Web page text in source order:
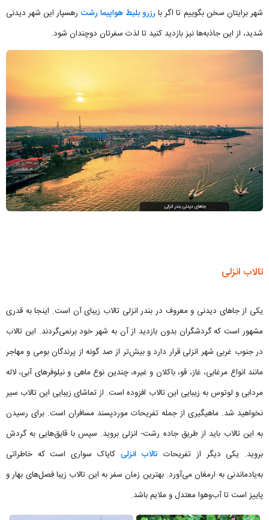
شهر برایتان سخن بگوییم تا اگر با رزرو بلیط هواپیما رشت رهسپار این شهر دیدنی
شدید، از این جاذبه‌ها نیز بازدید کنید تا لذت سفرتان دوچندان شود.
تالاب انزلی
یکی از جاهای دیدنی و معروف در بندر انزلی تالاب زیبای آن است. اینجا به قدری
مشهور است که گردشگران بدون بازدید از آن به شهر خود برنمی‌گردند. این تالاب
در جنوب غربی شهر انزلی قرار دارد و بیش‌تر از صد گونه از پرندگان بومی و مهاجر
مانند انواع مرغابی، غاز، قو، باکلان و غیره، چندین نوع ماهی و نیلوفرهای آبی، لاله
مردابی و لوتوس به زیبایی این تالاب افزوده است. از تماشای زیبایی این تالاب سیر
نخواهید شد. ماهیگیری از جمله تفریحات موردپسند مسافران است. برای رسیدن
به این تالاب باید از طریق جاده رشت- انزلی بروید. سپس با قایق‌هایی به گردش
بروید. یکی دیگر از تفریحات تالاب انزلی کایاک سواری است که خاطراتی
به‌یادماندنی به ارمغان می‌آورد. بهترین زمان سفر به این تالاب زیبا فصل‌های بهار و
پاییز است تا آب‌وهوا معتدل و ملایم باشد.